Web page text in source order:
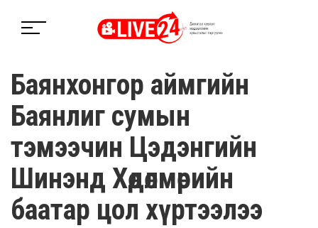
Баянхонгор аймгийн
Баянлиг сумын
тэмээчин Цэдэнгийн
Шинэнд Хөдөлмөрийн
баатар цол хүртээлээ